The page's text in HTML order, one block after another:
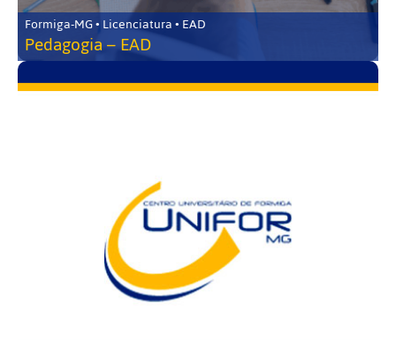
Formiga-MG • Licenciatura • EAD
Pedagogia – EAD